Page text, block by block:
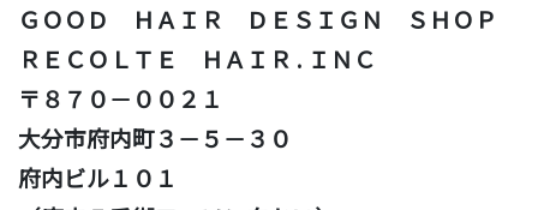
ＧＯＯＤ ＨＡＩＲ ＤＥＳＩＧＮ ＳＨＯＰ
ＲＥＣＯＬＴＥ ＨＡＩＲ . ＩＮＣ
〒８７０－００２１
大分市府内町３－５－３０
府内ビル１０１